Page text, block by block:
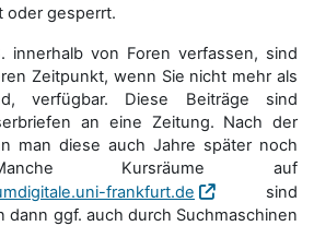
oder gesperrt.
innerhalb von Foren verfassen, sind
Zeitpunkt, wenn Sie nicht mehr als
verfügbar. Diese Beiträge sind
an eine Zeitung. Nach der
man diese auch Jahre später noch
Kursräume auf
frankfurt.de
sind
dann ggf. auch durch Suchmaschinen